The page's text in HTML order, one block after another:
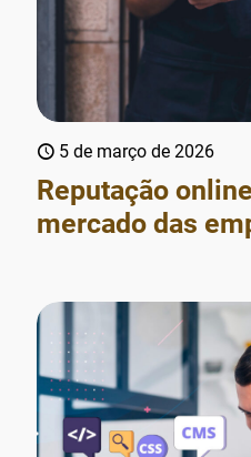
5 de março de 2026
Reputação
mercado das